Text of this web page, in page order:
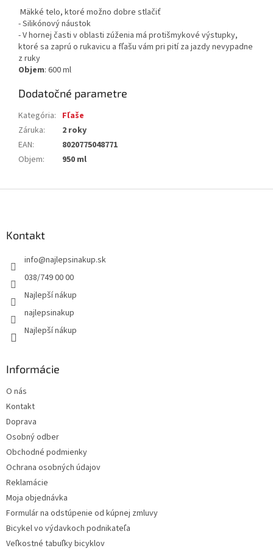
Mäkké telo, ktoré možno dobre stlačiť
- Silikónový náustok
- V hornej časti v oblasti zúženia má protišmykové výstupky,
ktoré sa zaprú o rukavicu a fľašu vám pri pití za jazdy nevypadne
z ruky
Objem: 600 ml
Dodatočné parametre
Kategória: Fľaše
Záruka:
2 roky
EAN:
8020775048771
Objem: 950 ml
Kontakt
info@najlepsinakup.sk
038/749 00 00
Najlepší nákup
najlepsinakup
Najlepší nákup
Informácie
O nás
Kontakt
Doprava
Osobný odber
Obchodné podmienky
Ochrana osobných údajov
Reklamácie
Moja objednávka
Formulár na odstúpenie od kúpnej zmluvy
Bicykel vo výdavkoch podnikateľa
Veľkostné tabuľky bicyklov